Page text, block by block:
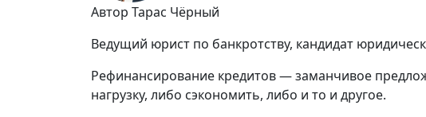
Автор Тарас Чёрный
Ведущий юрист по банкротству, кандидат
Рефинансирование кредитов — заманчивое
нагрузку, либо сэкономить, либо и то и другое.